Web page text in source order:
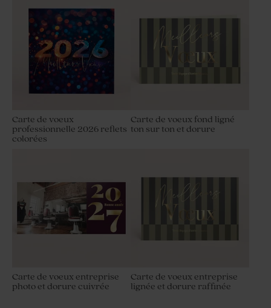
Carte de voeux
professionnelle 2026 reflets
colorées
Carte de voeux fond ligné
ton sur ton et dorure
Carte de voeux entreprise
photo et dorure cuivrée
Carte de voeux entreprise
lignée et dorure raffinée